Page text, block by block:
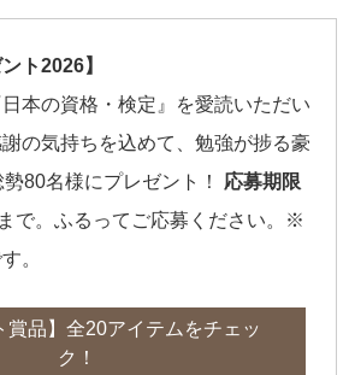
ト2026】
本の資格・検定』を愛読いただい
の気持ちを込めて、勉強が捗る豪
80名様にプレゼント！ 応募期限
まで。ふるってご応募ください。※
。
賞品】全20アイテムをチェッ
ク！